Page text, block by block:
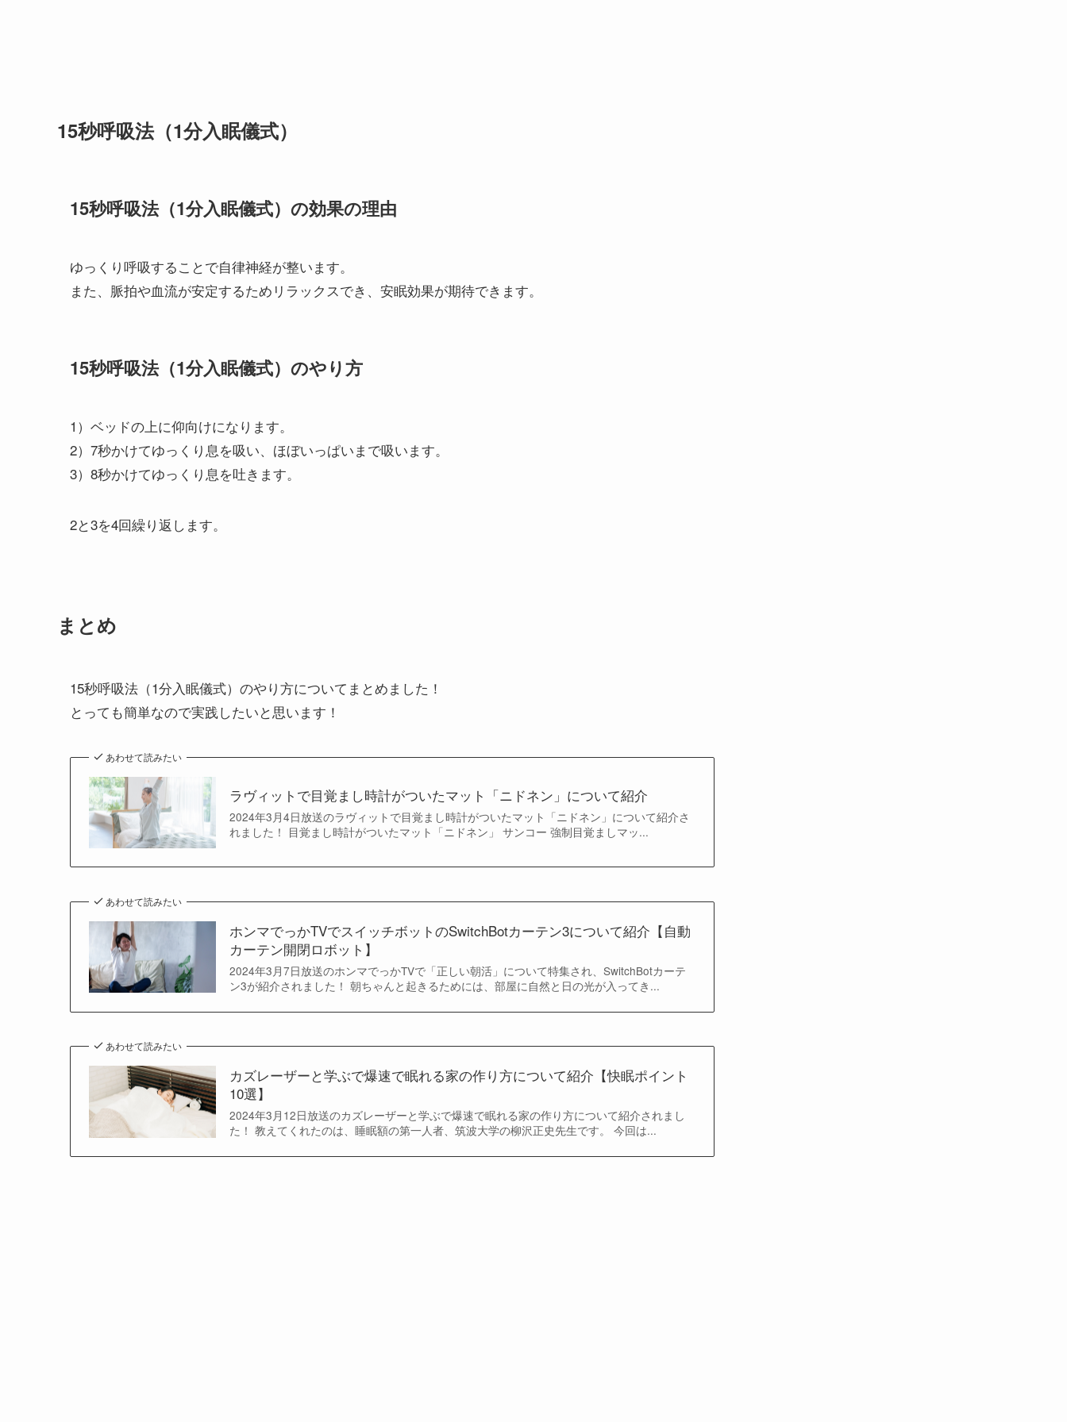
15秒呼吸法（1分入眠儀式）
15秒呼吸法（1分入眠儀式）の効果の理由
ゆっくり呼吸することで自律神経が整います。
また、脈拍や血流が安定するためリラックスでき、安眠効果が期待できます。
15秒呼吸法（1分入眠儀式）のやり方
1）ベッドの上に仰向けになります。
2）7秒かけてゆっくり息を吸い、ほぼいっぱいまで吸います。
3）8秒かけてゆっくり息を吐きます。
2と3を4回繰り返します。
まとめ
15秒呼吸法（1分入眠儀式）のやり方についてまとめました！
とっても簡単なので実践したいと思います！
あわせて読みたい
ラヴィットで目覚まし時計がついたマット「ニドネン」について紹介
2024年3月4日放送のラヴィットで目覚まし時計がついたマット「ニドネン」について紹介さ
れました！ 目覚まし時計がついたマット「ニドネン」 サンコー 強制目覚ましマッ...
あわせて読みたい
ホンマでっかTVでスイッチボットのSwitchBotカーテン3について紹介【自動
カーテン開閉ロボット】
2024年3月7日放送のホンマでっかTVで「正しい朝活」について特集され、SwitchBotカーテ
ン3が紹介されました！ 朝ちゃんと起きるためには、部屋に自然と日の光が入ってき...
あわせて読みたい
カズレーザーと学ぶで爆速で眠れる家の作り方について紹介【快眠ポイント
10選】
2024年3月12日放送のカズレーザーと学ぶで爆速で眠れる家の作り方について紹介されまし
た！ 教えてくれたのは、睡眠額の第一人者、筑波大学の柳沢正史先生です。 今回は...